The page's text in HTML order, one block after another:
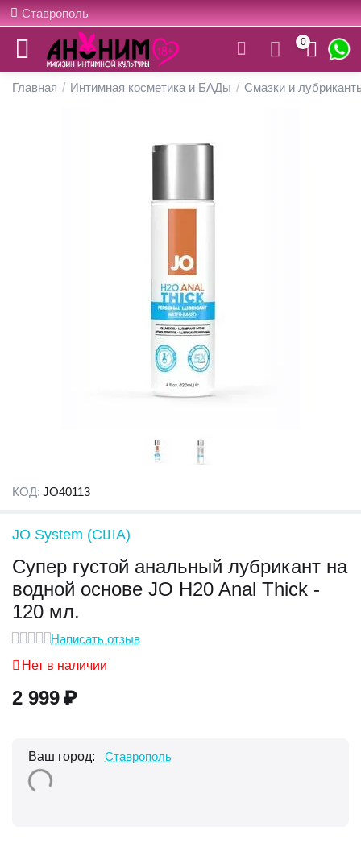
Ставрополь
0
Главная / Интимная косметика и БАДы / Смазки и
КОД: JO40113
JO System (США)
Супер густой анальный лубрикант на
водной основе JO H20 Anal Thick -
120 мл.
Написать отзыв
Нет в наличии
2 999₽
Ваш город: Ставрополь